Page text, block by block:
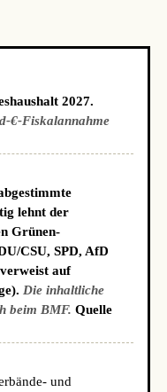
2027.
€-Fiskalannahme
lehnt der
Grünen-
CSU, SPD, AfD
auf
Die inhaltliche
beim BMF. Quelle
und